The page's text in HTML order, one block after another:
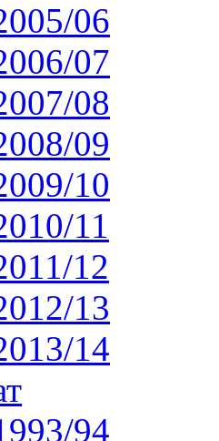
06
07
08
09
10
11
12
13
14
94